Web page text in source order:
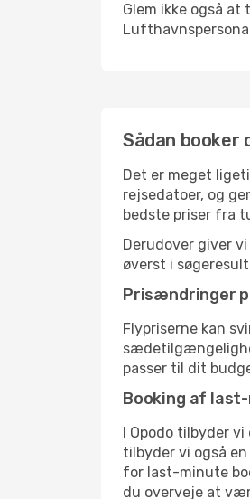
Glem ikke også
Sådan booker
Det er meget
rejsedatoer, og
bedste priser fra
Derudover giver
øverst i
Prisændringer
Flypriserne kan
passer til dit
Booking af
I Opodo tilbyder
tilbyder vi også
for last-minute
du overveje at